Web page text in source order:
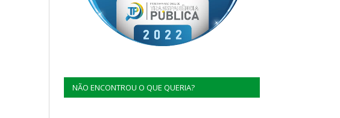
NÃO ENCONTROU O QUE QUERIA?